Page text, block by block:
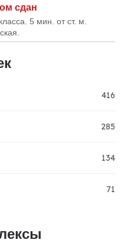
сдан
5 мин. от ст. м.
416
285
134
71